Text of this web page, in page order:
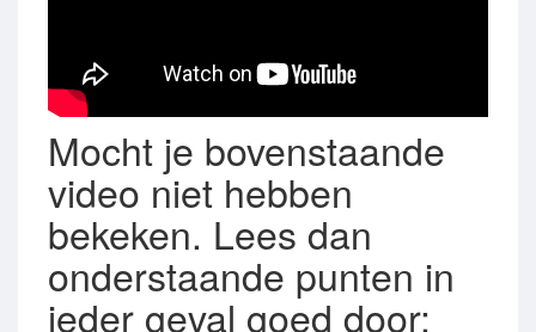
Mocht je bovenstaande
video niet hebben
bekeken. Lees dan
onderstaande punten in
ieder geval goed door: